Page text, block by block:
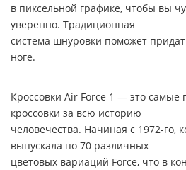
в пиксельной графике, чтобы вы
уверенно. Традиционная
система шнуровки поможет
ноге.
Кроссовки Air Force 1 — это самые
кроссовки за всю историю
человечества. Начиная с 1972-го,
выпускала по 70 различных
цветовых вариаций Force, что в